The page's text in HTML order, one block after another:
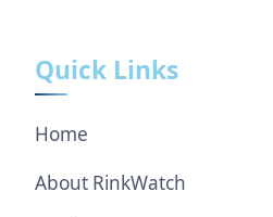
Quick Links
Home
About RinkWatch